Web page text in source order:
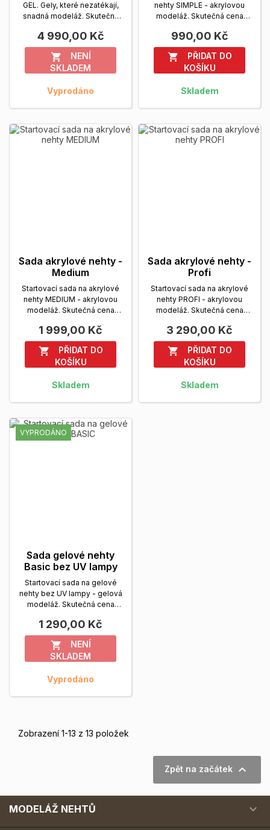
GEL. Gely, které nezatékají,
snadná modeláž. Skutečná
4 990,00 Kč

NENÍ
SKLADEM
Vyprodáno
nehty SIMPLE - akrylovou
modeláž. Skutečná cena
Zobrazit více
990,00 Kč

PŘIDAT DO
KOŠÍKU
Skladem
Sada akrylové nehty -
Medium
Startovací sada na akrylové
nehty MEDIUM - akrylovou
modeláž. Skutečná cena
1 999,00 Kč

PŘIDAT DO
KOŠÍKU
Skladem
Sada akrylové nehty -
Profi
Startovací sada na akrylové
nehty PROFI - akrylovou
modeláž. Skutečná cena
Zobrazit více
3 290,00 Kč

PŘIDAT DO
KOŠÍKU
Skladem
VYPRODÁNO
Sada gelové nehty
Basic bez UV lampy
Startovací sada na gelové
nehty bez UV lampy - gelová
modeláž. Skutečná cena
Zobrazit více
1 290,00 Kč

NENÍ
SKLADEM
Vyprodáno
Zobrazení 1-13 z 13 položek
Zpět na začátek 
MODELÁŽ NEHTŮ 